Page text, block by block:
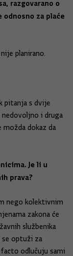
razgovarano o
za plaće
planirano.
pitanja s dvije
i druga
dokaz da
Je li u
prava?
nego kolektivnim
zakona će
službenika
optuži za
facto odlučuju sami